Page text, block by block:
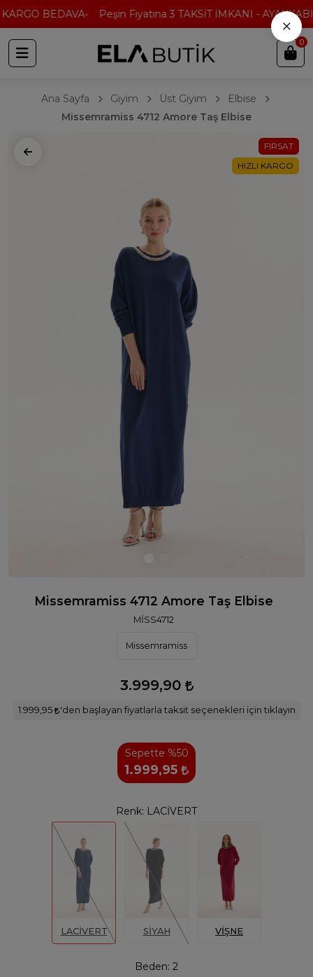
BEDAVA Peşin Fiyatına 3 TAKSİT İMKANI -
0
Ana Sayfa Giyim Üst Giyim
Elbise
Missemramiss 4712 Amore Taş Elbise
FIRSAT
HIZLI KARGO
Missemramiss 4712 Amore Taş Elbise
MİSS4712
Missemramiss
3.999,90
1.999,95 'den başlayan fiyatlarla taksit seçenekleri için tıklayın
Sepette %50
1.999,95
Renk: LACİVERT
LACİVERT SİYAH VİŞNE
Beden: 2
×